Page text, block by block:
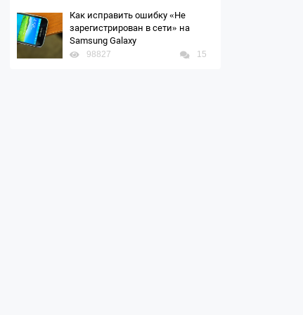
Как исправить ошибку «Не
зарегистрирован в сети» на
Samsung Galaxy
98827 15